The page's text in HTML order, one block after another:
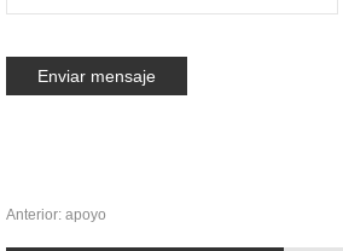
Anterior: apoyo